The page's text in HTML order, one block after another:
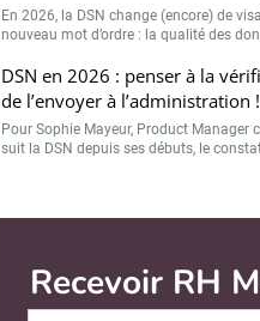
En 2026, la DSN change (encore) de
nouveau mot d’ordre : la qualité des
DSN en 2026 : penser à la
de l’envoyer à l’administration !
Pour Sophie Mayeur, Product Manager
suit la DSN depuis ses débuts, le
Recevoir RH